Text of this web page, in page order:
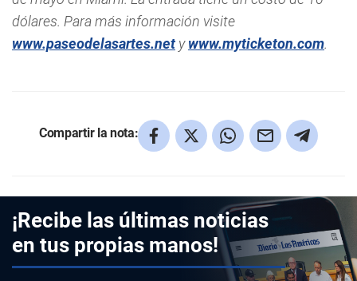
dólares. Para más información visite
www.paseodelasartes.netywww.myticketon.com.
Compartir la nota:
¡Recibe las últimas noticias
en tus propias manos!